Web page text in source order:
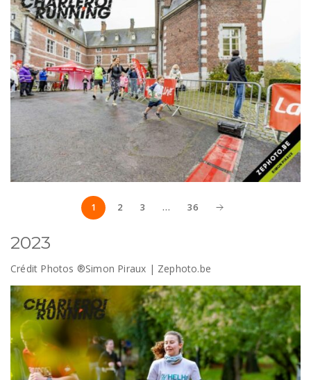
1 2 3 … 36
2023
Crédit Photos ®Simon Piraux | Zephoto.be